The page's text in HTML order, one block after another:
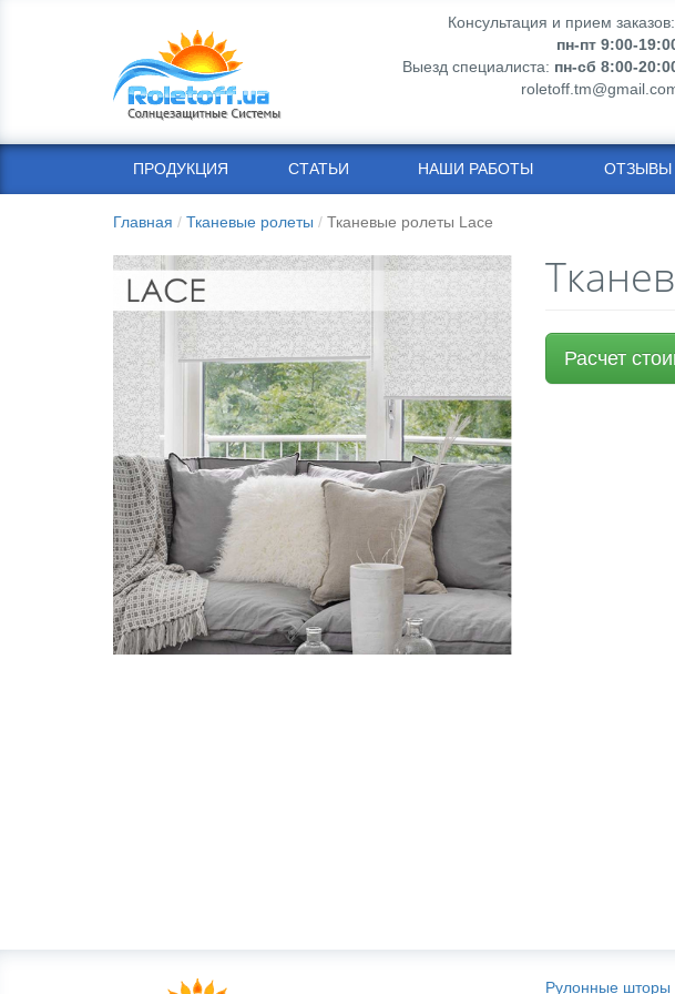
Консультация и прием заказов:
пн-пт 9:00-
Выезд специалиста: пн-сб 8:00-
ПРОДУКЦИЯ СТАТЬИ НАШИ РАБОТЫ ОТЗЫВЫ
Главная Тканевые ролеты Тканевые ролеты Lace
Расчет
Рулонные шторы